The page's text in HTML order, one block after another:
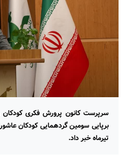
سرپرست کانون پرورش فکری کودکان
برپایی سومین گردهمایی کودکان
تیرماه خبر داد.